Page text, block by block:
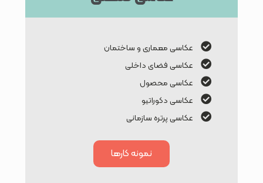
عکاسی معماری و ساختمان
عکاسی فضای داخلی
عکاسی محصول
عکاسی دکوراتیو
عکاسی پرتره سازمانی
نمونه کارها